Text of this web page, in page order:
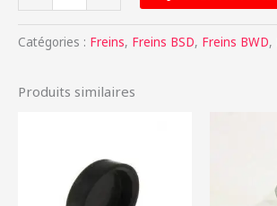
Catégories : Freins, Freins BSD, Freins BWD,
Produits similaires